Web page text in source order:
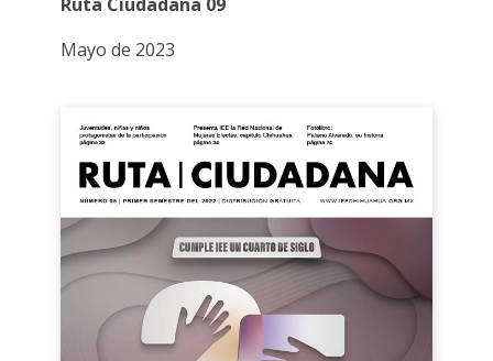
Mayo de 2023